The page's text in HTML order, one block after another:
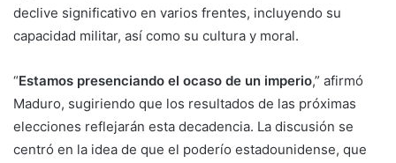
declive significativo en varios frentes, incluyendo su
capacidad militar, así como su cultura y moral.
“Estamos presenciando el ocaso de un imperio,” afirmó
Maduro, sugiriendo que los resultados de las próximas
elecciones reflejarán esta decadencia. La discusión se
centró en la idea de que el poderío estadounidense, que